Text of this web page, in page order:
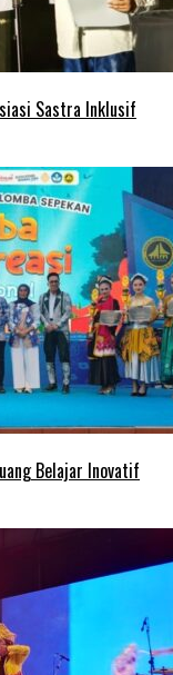
Sastra Inklusif
Belajar Inovatif